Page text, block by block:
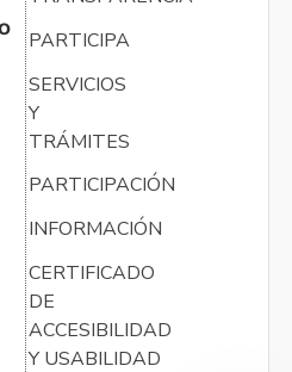
PARTICIPA
SERVICIOS
Y
TRÁMITES
PARTICIPACIÓN
INFORMACIÓN
CERTIFICADO
DE
ACCESIBILIDAD
Y USABILIDAD